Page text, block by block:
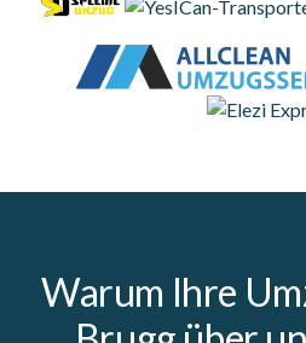
Warum Ihre